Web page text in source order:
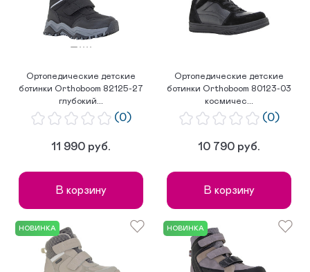
Ортопедические детские
ботинки Orthoboom 82125-27
глубокий...
(0)
11 990 руб.
В корзину
Ортопедические детские
ботинки Orthoboom 80123-03
космичес...
(0)
10 790 руб.
В корзину
НОВИНКА НОВИНКА